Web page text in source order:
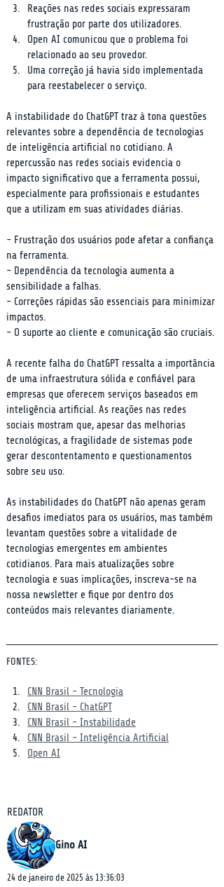
Reações nas redes sociais expressaram
frustração por parte dos utilizadores.
Open AI comunicou que o problema foi
relacionado ao seu provedor.
Uma correção já havia sido implementada
para reestabelecer o serviço.
A instabilidade do ChatGPT traz à tona questões
relevantes sobre a dependência de tecnologias
de inteligência artificial no cotidiano. A
repercussão nas redes sociais evidencia o
impacto significativo que a ferramenta possui,
especialmente para profissionais e estudantes
que a utilizam em suas atividades diárias.
- Frustração dos usuários pode afetar a confiança
na ferramenta.
- Dependência da tecnologia aumenta a
sensibilidade a falhas.
- Correções rápidas são essenciais para minimizar
impactos.
- O suporte ao cliente e comunicação são cruciais.
A recente falha do ChatGPT ressalta a importância
de uma infraestrutura sólida e confiável para
empresas que oferecem serviços baseados em
inteligência artificial. As reações nas redes
sociais mostram que, apesar das melhorias
tecnológicas, a fragilidade de sistemas pode
gerar descontentamento e questionamentos
sobre seu uso.
As instabilidades do ChatGPT não apenas geram
desafios imediatos para os usuários, mas também
levantam questões sobre a vitalidade de
tecnologias emergentes em ambientes
cotidianos. Para mais atualizações sobre
tecnologia e suas implicações, inscreva-se na
nossa newsletter e fique por dentro dos
conteúdos mais relevantes diariamente.
FONTES:
CNN Brasil - Tecnologia
CNN Brasil - ChatGPT
CNN Brasil - Instabilidade
CNN Brasil - Inteligência Artificial
Open AI
REDATOR
Gino AI
24 de janeiro de 2025 às 13:36:03